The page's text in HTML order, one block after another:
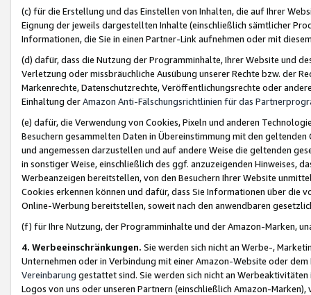
(c) für die Erstellung und das Einstellen von Inhalten, die auf Ihrer
Eignung der jeweils dargestellten Inhalte (einschließlich sämtlicher
Informationen, die Sie in einen Partner-Link aufnehmen oder mit
(d) dafür, dass die Nutzung der Programminhalte, Ihrer Website und
Verletzung oder missbräuchliche Ausübung unserer Rechte bzw. der
Markenrechte, Datenschutzrechte, Veröffentlichungsrechte oder
Einhaltung derAmazon Anti-Fälschungsrichtlinien für das
(e) dafür, die Verwendung von Cookies, Pixeln und anderen
Besuchern gesammelten Daten in Übereinstimmung mit den
und angemessen darzustellen und auf andere Weise die geltenden
in sonstiger Weise, einschließlich des ggf. anzuzeigenden Hinweises,
Werbeanzeigen bereitstellen, von den Besuchern Ihrer Website
Cookies erkennen können und dafür, dass Sie Informationen über die
Online-Werbung bereitstellen, soweit nach den anwendbaren
(f) für Ihre Nutzung, der Programminhalte und der Amazon-Marken,
4. Werbeeinschränkungen. Sie werden sich nicht an Werbe-,
Unternehmen oder in Verbindung mit einer Amazon-Website oder
Vereinbarung gestattet sind. Sie werden sich nicht an
Logos von uns oder unseren Partnern (einschließlich Amazon-